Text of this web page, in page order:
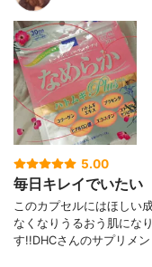
5.00
毎日キレイでいたい
このカプセルにはほしい
なくなりうるおう肌にな
す!!DHCさんのサプリメ